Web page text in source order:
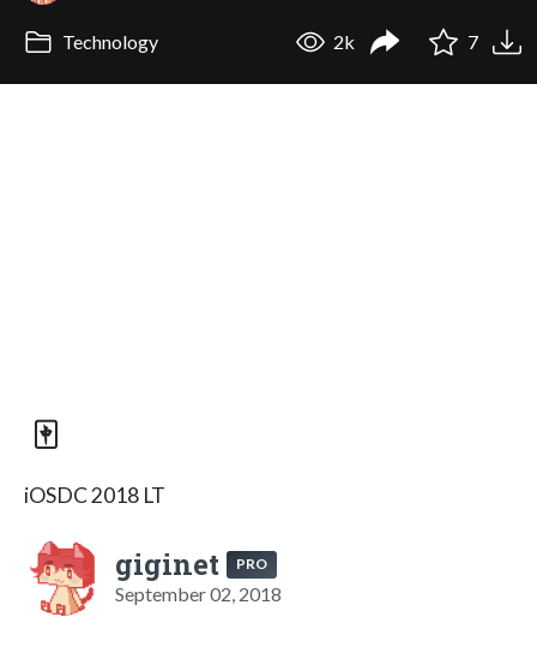
Technology 2k 7
🀄️
iOSDC 2018 LT
giginet PRO
September 02, 2018